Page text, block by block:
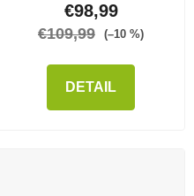
€98,99
€109,99 (–10 %)
DETAIL